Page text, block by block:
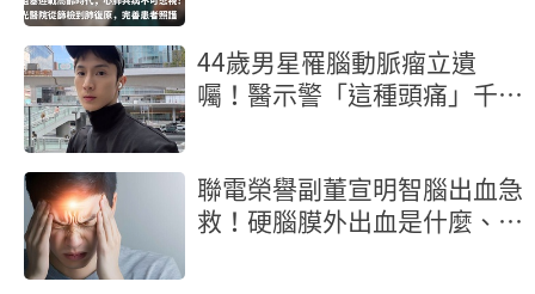
44歲男星罹腦動脈瘤立遺
囑！醫示警「這種頭痛」千萬
聯電榮譽副董宣明智腦出血急
救！硬腦膜外出血是什麼、症